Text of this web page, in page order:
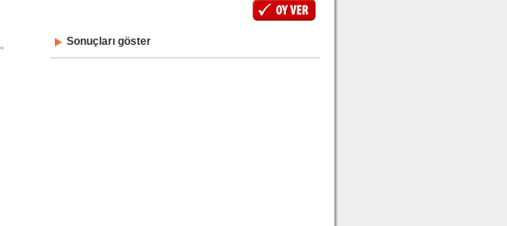
Sonuçları göster